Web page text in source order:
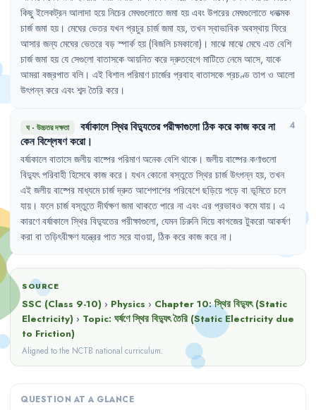
কিছু ইলেকট্রন আলাদা হয়ে নিচের মেঘগুলোতে জমা হয় এবং উপরের মেঘগুলোতে ধনাত্মক
চার্জ জমা হয় । মেঘের ভেতর যখন প্রচুর চার্জ জমা হয়, তখন স্বাভাবিক অবস্থায় ফিরে
আসার জন্য মেঘের ভেতরে বড় স্পার্ক হয় (বিজলি চমকানো) । মাঝে মাঝে মেঘে এত বেশি
চার্জ জমা হয় যে সেগুলো বাতাসকে আয়নিত করে দ্রুতবেগে মাটিতে নেমে আসে, যাকে
আমরা বজ্রপাত বলি । এই বিশাল পরিমাণ চার্জের প্রবাহ বাতাসকে প্রচণ্ড তাপ ও আলো
উৎপন্ন করে এবং শব্দ তৈরি করে ।
ঘ· উচ্চতর দক্ষতা বর্ষাকালেস্থিরবিদ্যুতেরপরীক্ষাগুলোঠিককরেকাজকরেনা
কেনবিশ্লেষণকরো।
4
বর্ষাকালে বাতাসে জলীয় বাষ্পের পরিমাণ অনেক বেশি থাকে । জলীয় বাষ্পের কণাগুলো
বিদ্যুৎ পরিবাহী হিসেবে কাজ করে । যখন কোনো বস্তুতে স্থির চার্জ উৎপন্ন হয়, তখন
এই জলীয় বাষ্পের মাধ্যমে চার্জ দ্রুত আশেপাশের পরিবেশে ছড়িয়ে পড়ে বা ভূমিতে চলে
যায় । ফলে চার্জ বস্তুতে দীর্ঘক্ষণ জমা থাকতে পারে না এবং এর প্রভাবও কমে যায় । এ
কারণে বর্ষাকালে স্থির বিদ্যুতের পরীক্ষাগুলো, যেমন চিরুনি দিয়ে কাগজের টুকরো আকর্ষণ
করা বা তড়িৎবীক্ষণ যন্ত্রের পাত সরে যাওয়া, ঠিক করে কাজ করে না ।
SOURCE
SSC (Class 9-10) › Physics › Chapter 10:স্থির বিদ্যুৎ (Static
Electricity) › Topic: ঘর্ষণে স্থির বিদ্যুৎ তৈরি (Static Electricity due
to Friction)
Aligned to the NCTB national curriculum.
QUESTION AT A GLANCE